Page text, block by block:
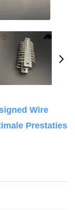
Wire
Prestaties